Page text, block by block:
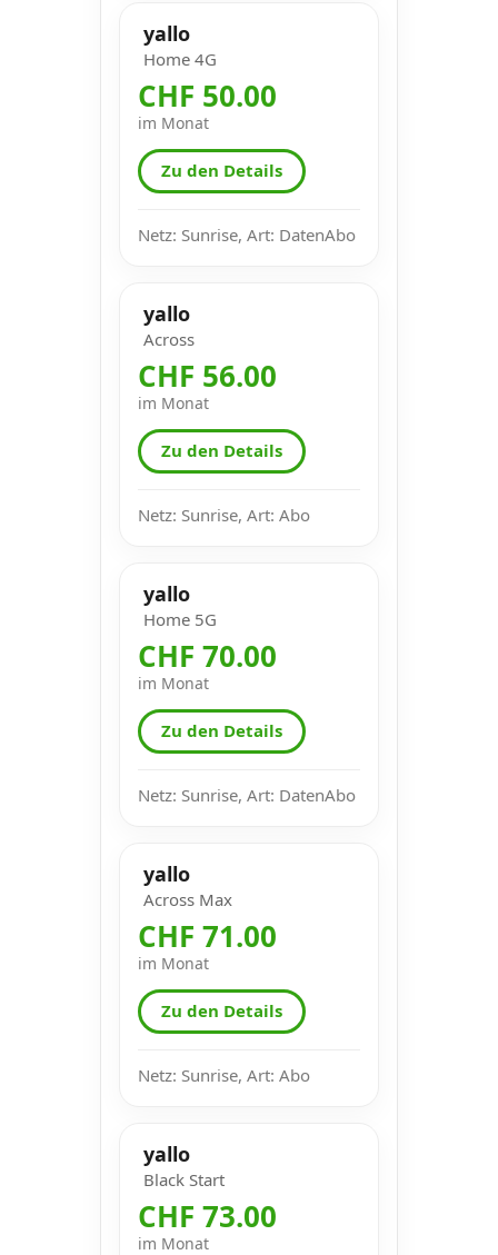
yallo
Home 4G
CHF 50.00
im Monat
Zu den Details
Netz: Sunrise, Art: DatenAbo
yallo
Across
CHF 56.00
im Monat
Zu den Details
Netz: Sunrise, Art: Abo
yallo
Home 5G
CHF 70.00
im Monat
Zu den Details
Netz: Sunrise, Art: DatenAbo
yallo
Across Max
CHF 71.00
im Monat
Zu den Details
Netz: Sunrise, Art: Abo
yallo
Black Start
CHF 73.00
im Monat